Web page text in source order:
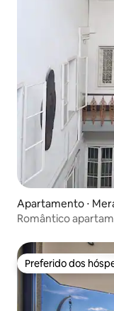
Apartamento ⋅
Romântico
Preferido dos
Preferido dos